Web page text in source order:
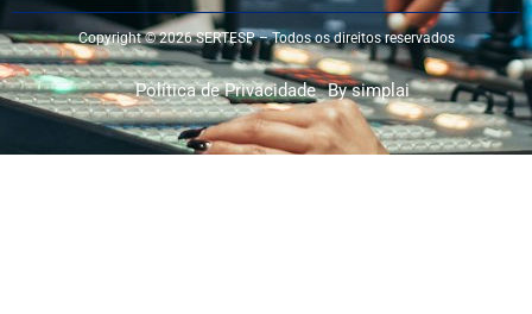
Copyright © 2026 SERTESP – Todos os direitos reservados
Política de Privacidade By simplai